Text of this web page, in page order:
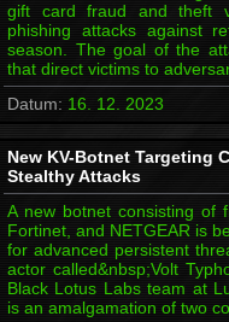
gift card fraud and theft
phishing attacks against
season. The goal of the
that direct victims to
Datum: 16. 12. 2023
New KV-Botnet Targeting
Stealthy Attacks
A new botnet consisting of
Fortinet, and NETGEAR is
for advanced persistent
actor called&nbsp;Volt
Black Lotus Labs team at
is an amalgamation of two